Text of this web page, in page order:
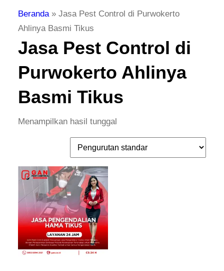
Beranda» Jasa Pest Control di Purwokerto
Ahlinya Basmi Tikus
Jasa Pest Control di
Purwokerto Ahlinya
Basmi Tikus
Menampilkan hasil tunggal